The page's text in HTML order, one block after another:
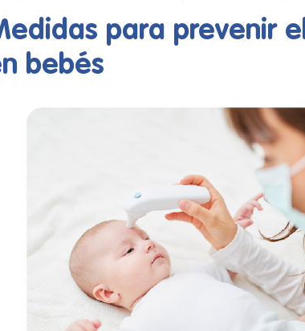
para prevenir
bebés